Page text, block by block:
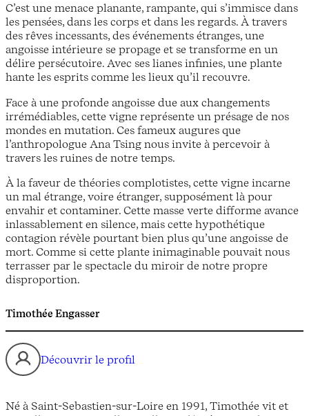
C’est une menace planante, rampante, qui s’immisce dans
les pensées, dans les corps et dans les regards. À travers
des rêves incessants, des événements étranges, une
angoisse intérieure se propage et se transforme en un
délire persécutoire. Avec ses lianes infinies, une plante
hante les esprits comme les lieux qu’il recouvre.
Face à une profonde angoisse due aux changements
irrémédiables, cette vigne représente un présage de nos
mondes en mutation. Ces fameux augures que
l’anthropologue Ana Tsing nous invite à percevoir à
travers les ruines de notre temps.
À la faveur de théories complotistes, cette vigne incarne
un mal étrange, voire étranger, supposément là pour
envahir et contaminer. Cette masse verte difforme avance
inlassablement en silence, mais cette hypothétique
contagion révèle pourtant bien plus qu’une angoisse de
mort. Comme si cette plante inimaginable pouvait nous
terrasser par le spectacle du miroir de notre propre
disproportion.
Timothée Engasser
Découvrir le profil
Né à Saint-Sebastien-sur-Loire en 1991, Timothée vit et